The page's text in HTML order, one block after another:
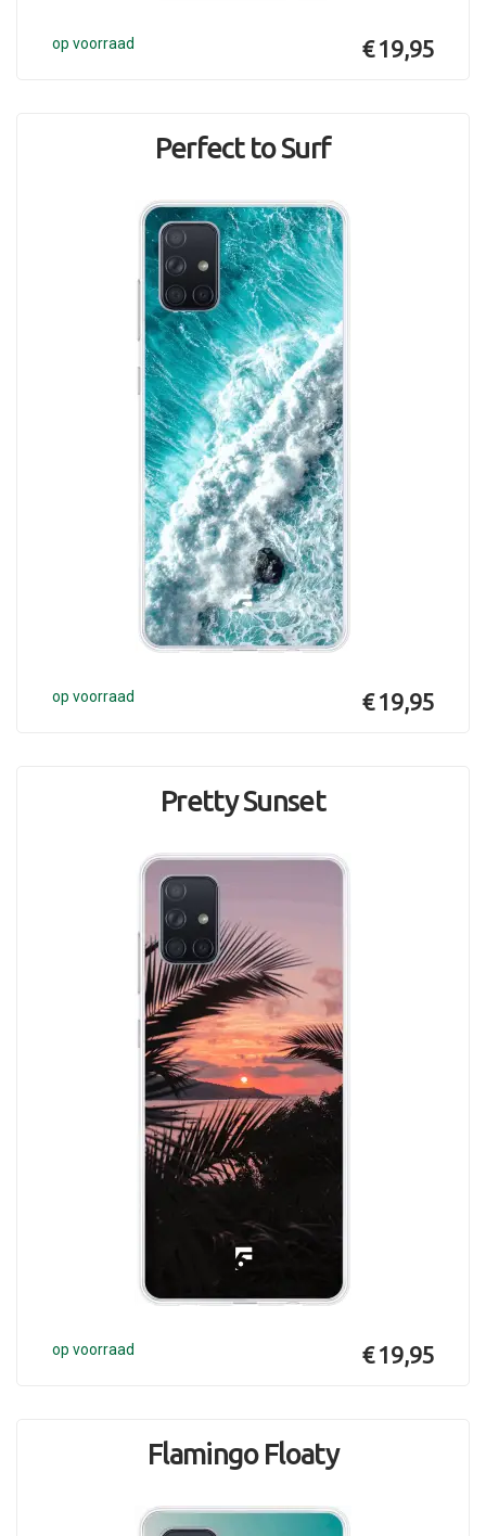
op voorraad € 19,95
Perfect to Surf
op voorraad € 19,95
Pretty Sunset
op voorraad € 19,95
Flamingo Floaty